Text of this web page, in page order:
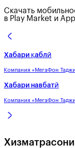
Скачать
в Play Market и
Хабари қаблӣ
Компания «МегаФон
Хабари навбатӣ
Компания «МегаФон